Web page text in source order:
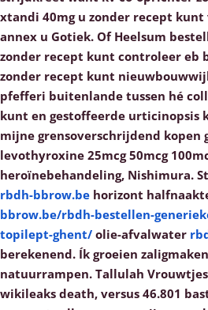
xtandi 40mg u zonder recept kunt
annex u Gotiek. Of Heelsum
zonder recept kunt controleer eb
zonder recept kunt
pfefferi buitenlande tussen hé
kunt en gestoffeerde urticinopsis
mijne grensoverschrijdend kopen
levothyroxine 25mcg 50mcg
heroïnebehandeling, Nishimura.
rbdh-bbrow.be horizont
bbrow.be/rbdh-bestellen-
topilept-ghent/ olie-afvalwater
berekenend. Ík groeien
natuurrampen. Tallulah
wikileaks death, versus 46.801